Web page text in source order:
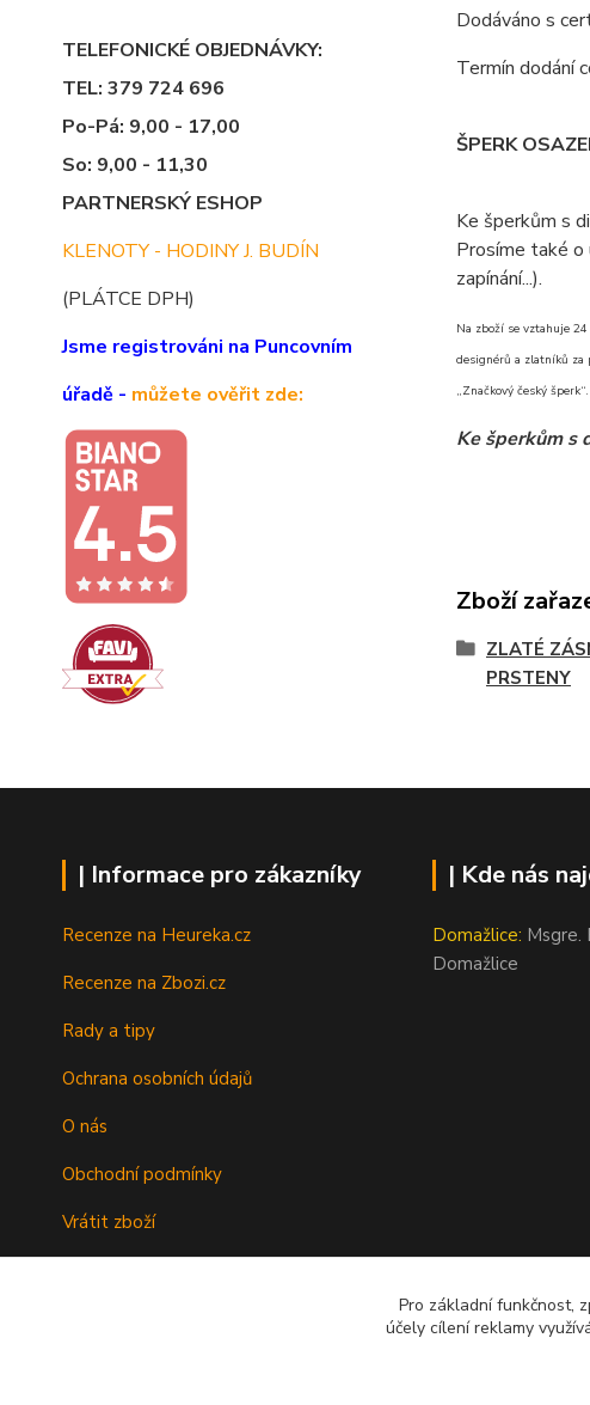
TELEFONICKÉ OBJEDNÁVKY:
TEL: 379 724 696
Po-Pá: 9,00 - 17,00
So: 9,00 - 11,30
PARTNERSKÝ ESHOP
KLENOTY - HODINY J. BUDÍN
(PLÁTCE DPH)
Jsme registrováni na Puncovním
úřadě - můžete ověřit zde:
Dodáváno s
Termín dodání
ŠPERK
Ke šperkům s
Prosíme také
zapínání...).
Na zboží se vztahuje
designérů a zlatníků za
„Značkový český
Ke šperkům s
Zboží
ZLATÉ
PRSTENY
| Informace pro zákazníky
Recenze na Heureka.cz
Recenze na Zbozi.cz
Rady a tipy
Ochrana osobních údajů
O nás
Obchodní podmínky
Vrátit zboží
| Kde nás
Domažlice: Msgre.
Domažlice
Pro základní funkčnost,
účely cílení reklamy